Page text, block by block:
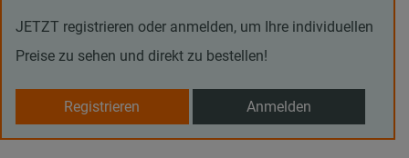
JETZT registrieren oder anmelden, um Ihre individuellen
Preise zu sehen und direkt zu bestellen!
Registrieren Anmelden